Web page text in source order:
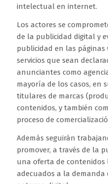
intelectual en internet.
Los actores se
de la publicidad digital y
publicidad en las páginas
servicios que sean
anunciantes como
mayoría de los casos, en
titulares de marcas
contenidos, y también
proceso de
Además seguirán
promover, a través de la
una oferta de contenidos
adecuados a la demanda